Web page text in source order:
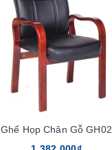
Ghế Họp Chân Gỗ GH02